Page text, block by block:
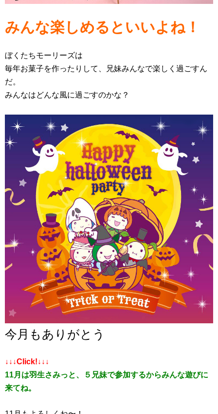
みんな楽しめるといいよね！
ぼくたちモーリーズは
毎年お菓子を作ったりして、兄妹みんなで楽しく過ごすん
だ。
みんなはどんな風に過ごすのかな？
今月もありがとう
↓↓ ↓Click!↓ ↓ ↓
11月は羽生さみっと、５兄妹で参加するからみんな遊びに
来てね。